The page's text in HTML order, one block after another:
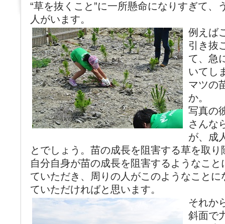
“草を抜くこと”に一所懸命になりすぎて、
人がいます。
例えば
引き抜
て、急
いてし
マツの
か。
写真の
さんな
が、成
とでしょう。苗の成長を阻害する草を取
自分自身が苗の成長を阻害するようなこ
ていただき、周りの人がこのようなこと
ていただければと思います。
それか
斜面で